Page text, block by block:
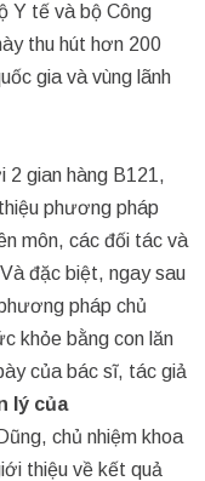
Y tế và bộ Công
thu hút hơn 200
gia và vùng lãnh
2 gian hàng B121,
phương pháp
môn, các đối tác và
đặc biệt, ngay sau
pháp chủ
khỏe bằng con lăn
của bác sĩ, tác giả
lý của
chủ nhiệm khoa
thiệu về kết quả